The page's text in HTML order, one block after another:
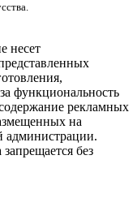
несет
функциональность
рекламных
на
администрации.
без